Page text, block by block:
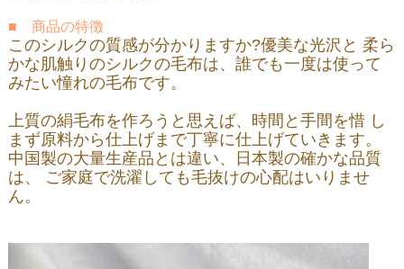
■ 商品の特徴
このシルクの質感が分かりますか?優美な光沢と 柔ら
かな肌触りのシルクの毛布は、誰でも一度は使って
みたい憧れの毛布です。
上質の絹毛布を作ろうと思えば、時間と手間を惜 し
まず原料から仕上げまで丁寧に仕上げていきます。
中国製の大量生産品とは違い、日本製の確かな品質
は、 ご家庭で洗濯しても毛抜けの心配はいりませ
ん。